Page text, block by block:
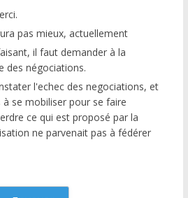
pas mieux, actuellement
il faut demander à la
des négociations.
l'echec des negociations, et
à se mobiliser pour se faire
ce qui est proposé par la
ne parvenait pas à fédérer